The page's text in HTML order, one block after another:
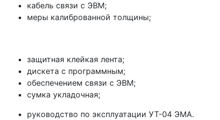
кабель связи с ЭВМ;
меры калиброванной толщины;
защитная клейкая лента;
дискета с программным;
обеспечением связи с ЭВМ;
сумка укладочная;
руководство по эксплуатации УТ-04 ЭМА.